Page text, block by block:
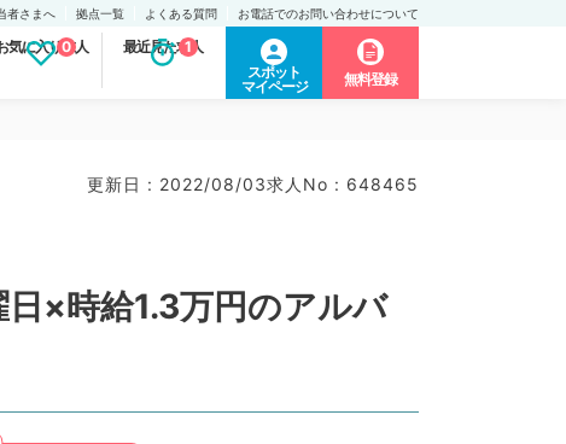
者さまへ 拠点一覧 よくある質問 お電話でのお問い合わせについて
気に入り求人
0 最近見た求人
1
スポット
マイページ
無料登録
更新日 : 2022/08/03求人No : 648465
×時給1.3万円のアルバ